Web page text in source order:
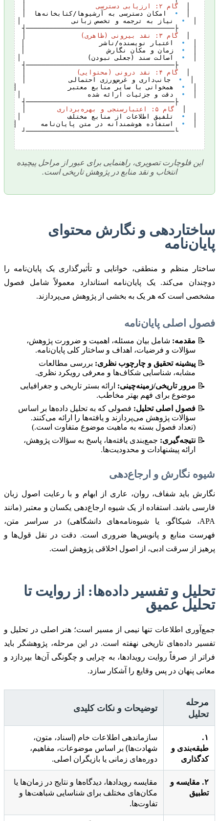
گام ۲: ارزیابی دسترسی
•
•
گام ۳: نقد بیرونی (ظاهری)
•
•
•
گام ۴: نقد درونی (محتوایی)
•
•
•
گام ۵: اعتبارسنجی و بهره‌برداری
•
•
این فلوچارت تصویری، راهنمایی برای عبور از مراحل پیچیده
انتخاب و نقد منابع در پژوهش تاریخی است.
ساختاردهی و نگارش محتوای
پایان‌نامه
ساختار منظم و منطقی، خوانایی و تأثیرگذاری یک پایان‌نامه را
دوچندان می‌کند. یک پایان‌نامه استاندارد معمولاً شامل فصول
مشخصی است که هر یک به بخشی از پژوهش می‌پردازند.
فصول اصلی پایان‌نامه
مقدمه: شامل بیان مسئله، اهمیت و ضرورت پژوهش،
سؤالات و فرضیات، اهداف و ساختار کلی پایان‌نامه.
پیشینه تحقیق و چارچوب نظری: بررسی مطالعات
مشابه، شناسایی شکاف‌ها و معرفی رویکرد نظری.
مرور تاریخی/زمینه‌چینی: ارائه بستر تاریخی و جغرافیایی
موضوع برای فهم بهتر مخاطب.
فصول اصلی تحلیل: فصولی که به تحلیل داده‌ها بر اساس
سؤالات پژوهش می‌پردازند و یافته‌ها را ارائه می‌کنند.
(تعداد فصول بسته به ماهیت موضوع متفاوت است.)
نتیجه‌گیری: جمع‌بندی یافته‌ها، پاسخ به سؤالات پژوهش،
ارائه پیشنهادات و محدودیت‌ها.
شیوه نگارش و ارجاع‌دهی
نگارش باید شفاف، روان، عاری از ابهام و با رعایت اصول زبان
فارسی باشد. استفاده از یک شیوه ارجاع‌دهی یکسان و معتبر (مانند
APA، شیکاگو، یا شیوه‌نامه‌های دانشگاهی) در سراسر متن،
فهرست منابع و پانویس‌ها ضروری است. دقت در نقل قول‌ها و
پرهیز از سرقت ادبی، از اصول اخلاقی پژوهش است.
تحلیل و تفسیر داده‌ها: از روایت تا
تحلیل عمیق
جمع‌آوری اطلاعات تنها نیمی از مسیر است؛ هنر اصلی در تحلیل و
تفسیر داده‌های تاریخی نهفته است. در این مرحله، پژوهشگر باید
فراتر از صرفاً روایت رویدادها، به چرایی و چگونگی آن‌ها بپردازد و
معانی پنهان در پس وقایع را آشکار سازد.
مرحله
تحلیل
توضیحات و نکات کلیدی
۱.
طبقه‌بندی و
کدگذاری
سازماندهی اطلاعات خام (اسناد، متون،
شهادت‌ها) بر اساس موضوعات، مفاهیم،
دوره‌های زمانی یا بازیگران اصلی.
۲. مقایسه و
تطبیق
مقایسه رویدادها، دیدگاه‌ها و نتایج در زمان‌ها یا
مکان‌های مختلف برای شناسایی شباهت‌ها و
تفاوت‌ها.